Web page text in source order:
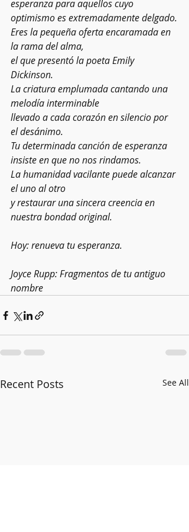
esperanza para aquellos cuyo
optimismo es extremadamente delgado.
Eres la pequeña oferta encaramada en
la rama del alma,
el que presentó la poeta Emily
Dickinson.
La criatura emplumada cantando una
melodía interminable
llevado a cada corazón en silencio por
el desánimo.
Tu determinada canción de esperanza
insiste en que no nos rindamos.
La humanidad vacilante puede alcanzar
el uno al otro
y restaurar una sincera creencia en
nuestra bondad original.
Hoy: renueva tu esperanza.
Joyce Rupp: Fragmentos de tu antiguo
nombre
Recent Posts See All